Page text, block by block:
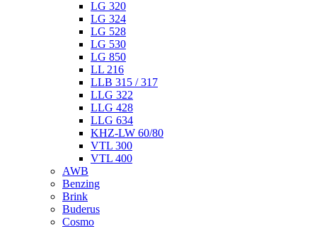
LG 320
LG 324
LG 528
LG 530
LG 850
LL 216
LLB 315 / 317
LLG 322
LLG 428
LLG 634
KHZ-LW 60/80
VTL 300
VTL 400
AWB
Benzing
Brink
Buderus
Cosmo